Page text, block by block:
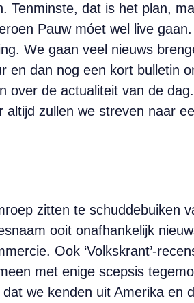
Tenminste, dat is het plan,
Pauw móet wel live
We gaan veel nieuws
en dan nog een kort bulletin
over de actualiteit van de
zullen we streven naar
zitten te schuddebuiken
ooit onafhankelijk
Ook ‘Volkskrant’-
met enige scepsis
we kenden uit Amerika en